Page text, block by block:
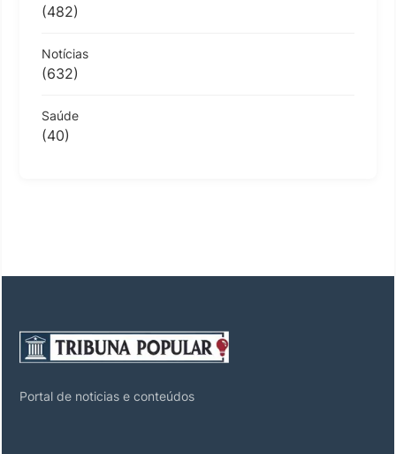
(482)
Notícias
(632)
Saúde
(40)
Portal de noticias e conteúdos